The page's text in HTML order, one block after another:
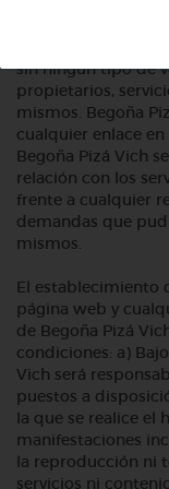
sin ningún tipo de
propietarios,
mismos. Begoña
cualquier enlace
Begoña Pizá Vich
relación con los
frente a cualquier
demandas que
mismos.
El establecimiento
página web y
de Begoña Pizá
condiciones: a)
Vich será
puestos a
la que se realice el
manifestaciones
la reproducción ni
servicios ni